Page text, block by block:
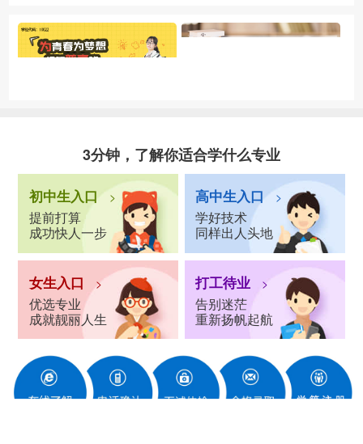
3分钟，了解你适合学什么专业
初中生入口 >
提前打算
成功快人一步
高中生入口 >
学好技术
同样出人头地
女生入口 >
优选专业
成就靓丽人生
打工待业 >
告别迷茫
重新扬帆起航